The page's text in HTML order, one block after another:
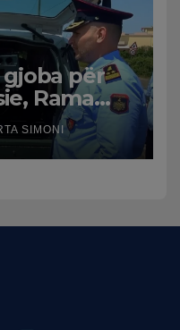
gjoba për
Rama
e
në
SIMONI